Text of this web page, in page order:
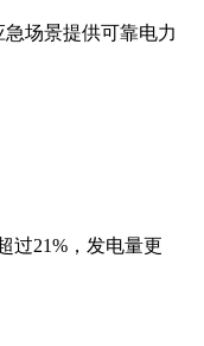
场景提供可靠电力
过21%，发电量更